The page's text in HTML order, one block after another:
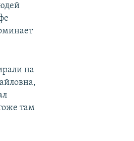
на
там